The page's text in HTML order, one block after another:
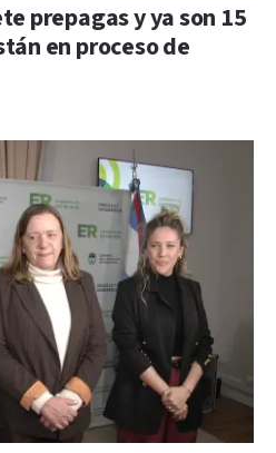
prepagas y ya son 15
en proceso de